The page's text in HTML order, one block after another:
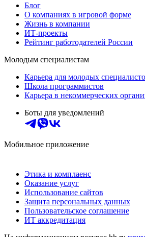
Блог
О компаниях в игровой форме
Жизнь в компании
ИТ-проекты
Рейтинг работодателей России
Молодым специалистам
Карьера для молодых
Школа программистов
Карьера в некоммерческих
Боты для уведомлений
Мобильное приложение
Этика и комплаенс
Оказание услуг
Использование сайтов
Защита персональных данных
Пользовательское соглашение
ИТ аккредитация